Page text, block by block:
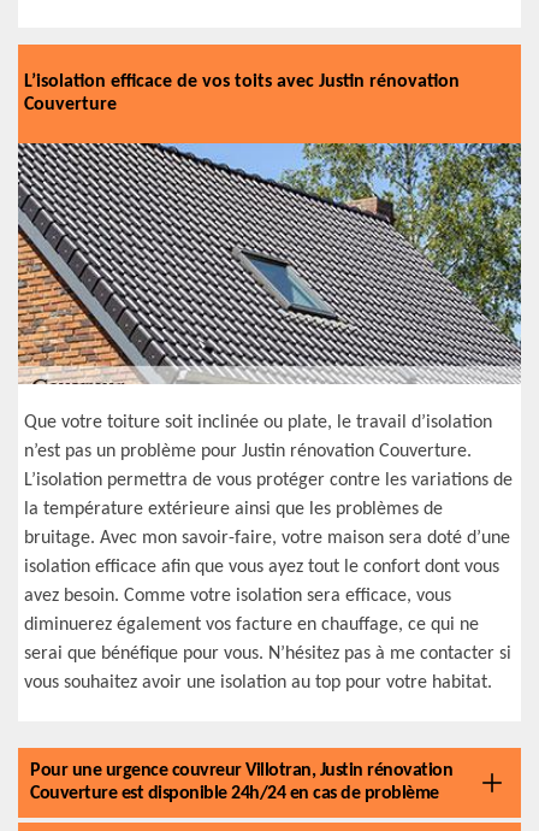
L’isolation efficace de vos toits avec Justin rénovation
Couverture
Que votre toiture soit inclinée ou plate, le travail d’isolation
n’est pas un problème pour Justin rénovation Couverture.
L’isolation permettra de vous protéger contre les variations de
la température extérieure ainsi que les problèmes de
bruitage. Avec mon savoir-faire, votre maison sera doté d’une
isolation efficace afin que vous ayez tout le confort dont vous
avez besoin. Comme votre isolation sera efficace, vous
diminuerez également vos facture en chauffage, ce qui ne
serai que bénéfique pour vous. N’hésitez pas à me contacter si
vous souhaitez avoir une isolation au top pour votre habitat.
Pour une urgence couvreur Villotran, Justin rénovation
Couverture est disponible 24h/24 en cas de problème